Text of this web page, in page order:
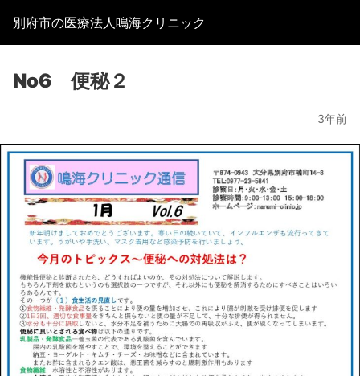
別府市の医療法人鳴海クリニック
No6 便秘２
3年前